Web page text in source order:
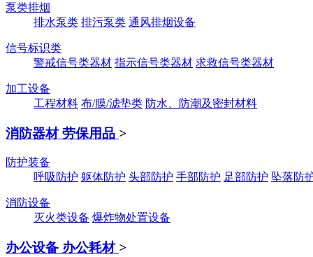
泵类排烟
排水泵类 排污泵类 通风排烟设备
信号标识类
警戒信号类器材 指示信号类器材 求救信号类器材
加工设备
工程材料 布/膜/滤垫类 防水、防潮及密封材料
消防器材 劳保用品 >
防护装备
呼吸防护 躯体防护 头部防护 手部防护 足部防护 坠落防
消防设备
灭火类设备 爆炸物处置设备
办公设备 办公耗材 >